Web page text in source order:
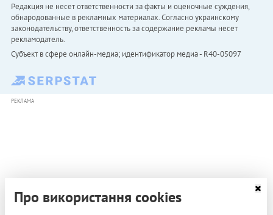
Редакция не несет ответственности за факты и оценочные суждения,
обнародованные в рекламных материалах. Согласно украинскому
законодательству, ответственность за содержание рекламы несет
рекламодатель.
Субъект в сфере онлайн-медиа; идентификатор медиа - R40-05097
РЕКЛАМА
Про використання cookies